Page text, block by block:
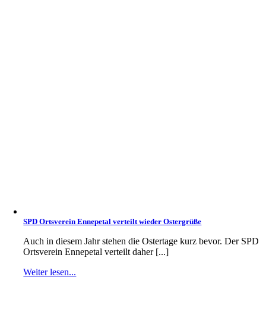
SPD Ortsverein Ennepetal verteilt wieder Ostergrüße
Auch in diesem Jahr stehen die Ostertage kurz bevor. Der SPD
Ortsverein Ennepetal verteilt daher [...]
Weiter lesen...